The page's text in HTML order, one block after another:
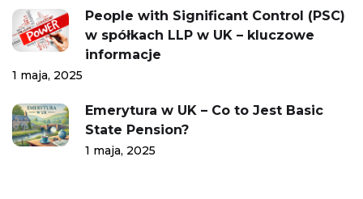
People with Significant Control (PSC)
w spółkach LLP w UK – kluczowe
informacje
1 maja, 2025
Emerytura w UK – Co to Jest Basic
State Pension?
1 maja, 2025